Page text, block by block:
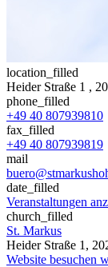
location_filled
Heider Straße 1 ,
phone_filled
+49 40 807939810
fax_filled
+49 40 807939819
mail
date_filled
Veranstaltungen
church_filled
St. Markus
Heider Straße 1,
Website besuchen